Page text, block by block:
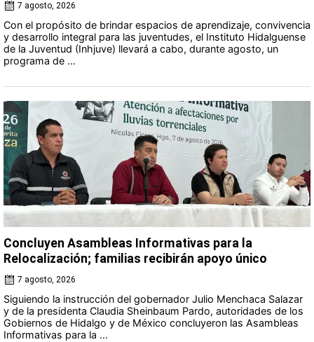
7 agosto, 2026
Con el propósito de brindar espacios de aprendizaje, convivencia
y desarrollo integral para las juventudes, el Instituto Hidalguense
de la Juventud (Inhjuve) llevará a cabo, durante agosto, un
programa de ...
Concluyen Asambleas Informativas para la
Relocalización; familias recibirán apoyo único
7 agosto, 2026
Siguiendo la instrucción del gobernador Julio Menchaca Salazar
y de la presidenta Claudia Sheinbaum Pardo, autoridades de los
Gobiernos de Hidalgo y de México concluyeron las Asambleas
Informativas para la ...